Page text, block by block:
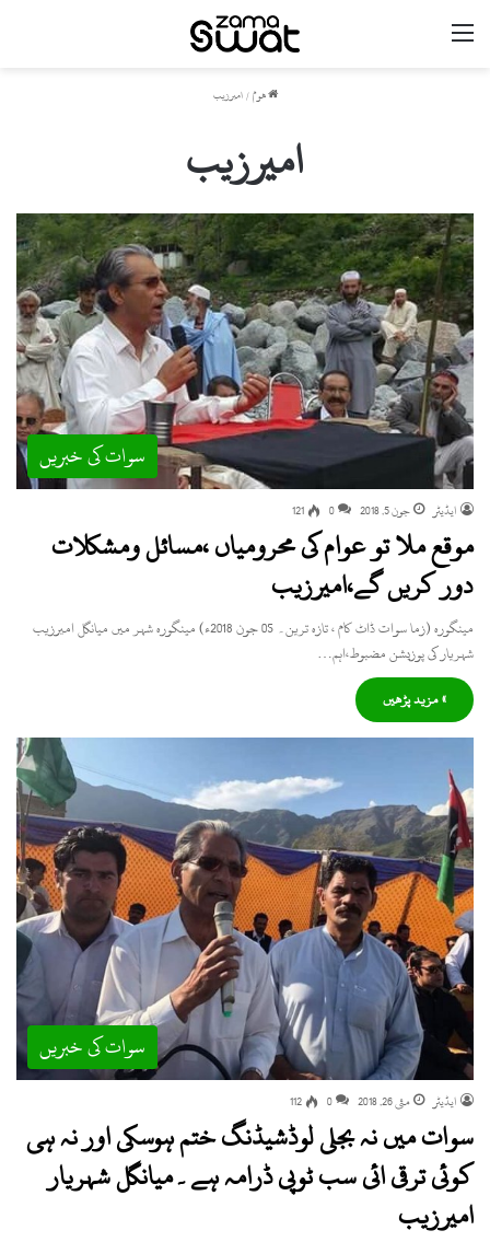
ھوم / امیرزیب
امیرزیب
سوات کی خبریں
ایڈیٹر جون 5, 2018 0
121
موقع ملا تو عوام کی محرومیاں ،مسائل ومشکلات
دور کریں گے،امیرزیب
مینگورہ (زما سوات ڈاٹ کام ، تازہ ترین۔ 05 جون 2018ء) مینگورہ شہر میں میانگل امیرزیب
شہریار کی پوزیشن مضبوط،اہم…
» مزید پڑھیں
سوات کی خبریں
ایڈیٹر مئی 26, 2018 0
112
سوات میں نہ بجلی لوڈشیڈنگ ختم ہوسکی اور نہ ہی
کوئی ترقی ائی سب ٹوپی ڈرامہ ہے۔میانگل شہریار
امیرزیب